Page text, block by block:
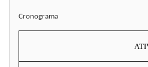
Cronograma